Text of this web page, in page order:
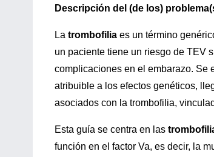
Descripción del (de los)
La trombofilia es un término
un paciente tiene un riesgo de TEV
complicaciones en el embarazo. Se
atribuible a los efectos genéticos,
asociados con la trombofilia,
Esta guía se centra en las
función en el factor Va, es decir, la